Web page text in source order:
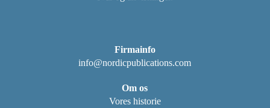
Firmainfo
info@nordicpublications.com
Om os
Vores historie